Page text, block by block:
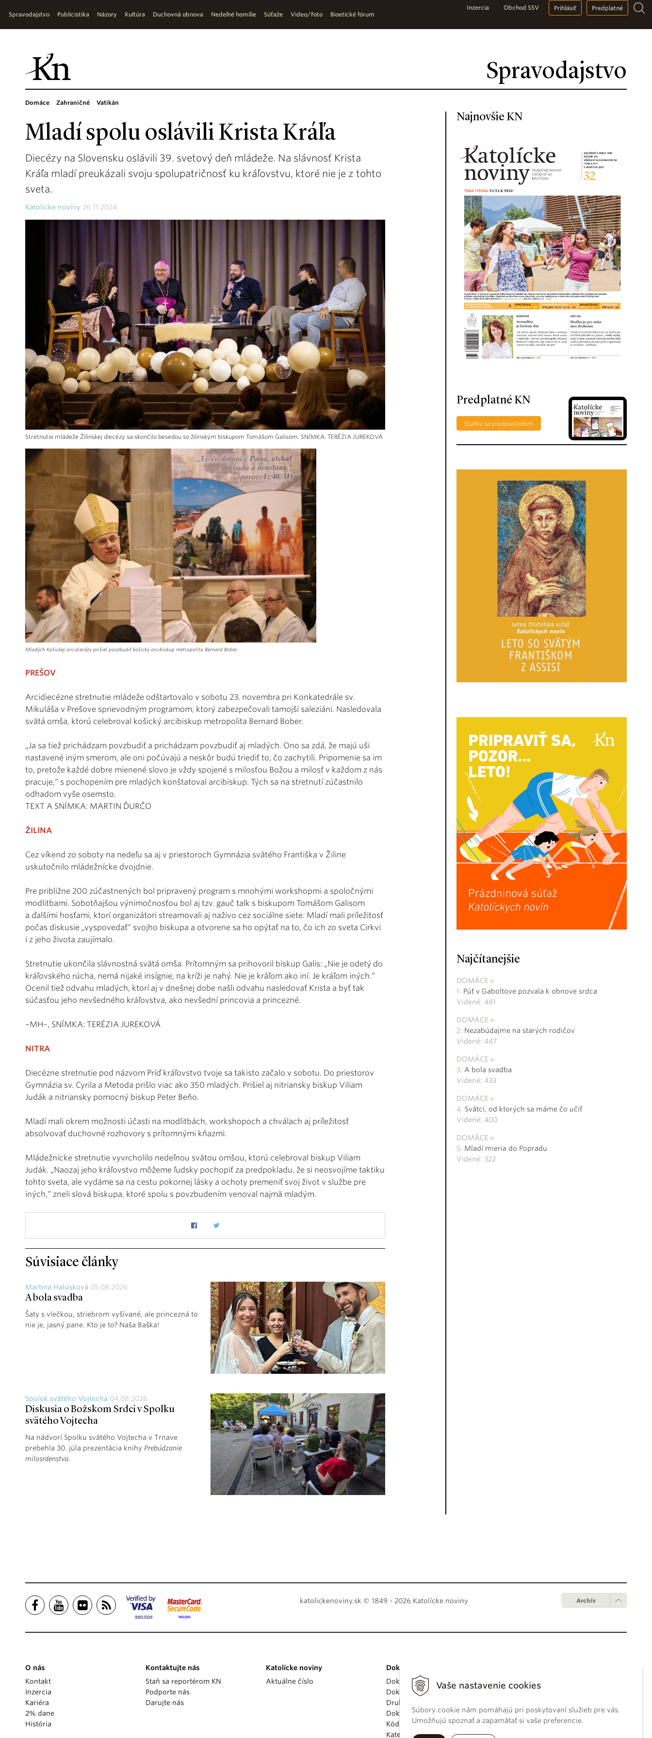
Vaše nastavenie cookies
Súbory cookie nám pomáhajú pri poskytovaní služieb pre vás.
Umožňujú spoznať a zapamätať si vaše preferencie.
Spravodajstvo
Spravodajstvo Publicistika Názory Kultúra Duchovná obnova Nedeľné homílie Súťaže Video/Foto Bioetické fórum
Inzercia Obchod SSV Prihlásiť Predplatné
Domáce Zahraničné Vatikán
Mladí spolu oslávili Krista Kráľa
Diecézy na Slovensku oslávili 39. svetový deň mládeže. Na slávnosť Krista
Kráľa mladí preukázali svoju spolupatričnosť ku kráľovstvu, ktoré nie je z tohto
sveta.
Katolícke noviny 26.11.2024
Stretnutie mládeže Žilinskej diecézy sa skončilo besedou so žilinským biskupom Tomášom Galisom. SNÍMKA: TERÉZIA JUREKOVÁ
Mladých Košickej arcidiecézy prišiel povzbudiť košický arcibiskup metropolita Bernard Bober.
PREŠOV
Arcidiecézne stretnutie mládeže odštartovalo v sobotu 23. novembra pri Konkatedrále sv.
Mikuláša v Prešove sprievodným programom, ktorý zabezpečovali tamojší saleziáni. Nasledovala
svätá omša, ktorú celebroval košický arcibiskup metropolita Bernard Bober.
„Ja sa tiež prichádzam povzbudiť a prichádzam povzbudiť aj mladých. Ono sa zdá, že majú uši
nastavené iným smerom, ale oni počúvajú a neskôr budú triediť to, čo zachytili. Pripomenie sa im
to, pretože každé dobre mienené slovo je vždy spojené s milosťou Božou a milosť v každom z nás
pracuje,“ s pochopením pre mladých konštatoval arcibiskup. Tých sa na stretnutí zúčastnilo
odhadom vyše osemsto.
TEXT A SNÍMKA: MARTIN ĎURČO
ŽILINA
Cez víkend zo soboty na nedeľu sa aj v priestoroch Gymnázia svätého Františka v Žiline
uskutočnilo mládežnícke dvojdnie.
Pre približne 200 zúčastnených bol pripravený program s mnohými workshopmi a spoločnými
modlitbami. Sobotňajšou výnimočnosťou bol aj tzv. gauč talk s biskupom Tomášom Galisom
a ďalšími hosťami, ktorí organizátori streamovali aj naživo cez sociálne siete. Mladí mali príležitosť
počas diskusie „vyspovedať“ svojho biskupa a otvorene sa ho opýtať na to, čo ich zo sveta Cirkvi
i z jeho života zaujímalo.
Stretnutie ukončila slávnostná svätá omša. Prítomným sa prihovoril biskup Galis: „Nie je odetý do
kráľovského rúcha, nemá nijaké insígnie, na kríži je nahý. Nie je kráľom ako iní. Je kráľom iných.“
Ocenil tiež odvahu mladých, ktorí aj v dnešnej dobe našli odvahu nasledovať Krista a byť tak
súčasťou jeho nevšedného kráľovstva, ako nevšední princovia a princezné.
–MH–, SNÍMKA: TERÉZIA JUREKOVÁ
NITRA
Diecézne stretnutie pod názvom Príď kráľovstvo tvoje sa takisto začalo v sobotu. Do priestorov
Gymnázia sv. Cyrila a Metoda prišlo viac ako 350 mladých. Prišiel aj nitriansky biskup Viliam
Judák a nitriansky pomocný biskup Peter Beňo.
Mladí mali okrem možnosti účasti na modlitbách, workshopoch a chválach aj príležitosť
absolvovať duchovné rozhovory s prítomnými kňazmi.
Mládežnícke stretnutie vyvrcholilo nedeľnou svätou omšou, ktorú celebroval biskup Viliam
Judák. „Naozaj jeho kráľovstvo môžeme ľudsky pochopiť za predpokladu, že si neosvojíme taktiku
tohto sveta, ale vydáme sa na cestu pokornej lásky a ochoty premeniť svoj život v službe pre
iných,“ zneli slová biskupa, ktoré spolu s povzbudením venoval najmä mladým.
Súvisiace články
Martina Halúsková 05.08.2026
A bola svadba
Šaty s vlečkou, striebrom vyšívané, ale princezná to
nie je, jasný pane. Kto je to? Naša Baška!
Spolok svätého Vojtecha 04.08.2026
Diskusia o Božskom Srdci v Spolku
svätého Vojtecha
Na nádvorí Spolku svätého Vojtecha v Trnave
prebehla 30. júla prezentácia knihy Prebúdzanie
milosrdenstva.
Najnovšie KN
Predplatné KN
Staňte sa predplatiteľom
Najčítanejšie
DOMÁCE
Púť v Gaboltove pozvala k obnove srdca
Videné: 481
DOMÁCE
Nezabúdajme na starých rodičov
Videné: 447
DOMÁCE
A bola svadba
Videné: 433
DOMÁCE
Svätci, od ktorých sa máme čo učiť
Videné: 400
DOMÁCE
Mladí mieria do Popradu
Videné: 322
katolickenoviny.sk © 1849 - 2026 Katolícke noviny Archív
O nás
Kontakt
Inzercia
Kariéra
2% dane
História
Kontaktujte nás
Staň sa reportérom KN
Podporte nás
Darujte nás
Katolícke noviny
Aktuálne číslo
Dokumenty
Dokumenty pápežov
Dokumenty vatikánskych úradov
Druhý vatikánsky koncil
Dokumenty KBS
Kódex kánonického práva
Katechizmus Katolíckej cirkvi
Digitálne vydanie
Používanie cookies